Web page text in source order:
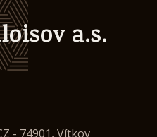
a.s.
- 74901, Vítkov